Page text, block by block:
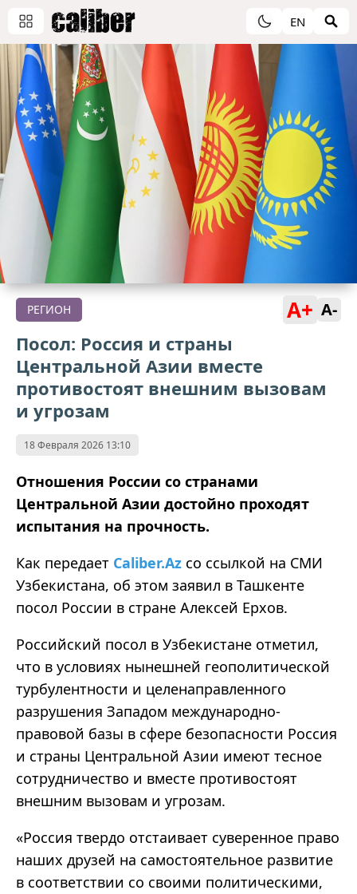
EN
РЕГИОН A+ A-
Посол: Россия и страны
Центральной Азии вместе
противостоят внешним вызовам
и угрозам
18 Февраля 2026 13:10
Отношения России со странами
Центральной Азии достойно проходят
испытания на прочность.
Как передает Caliber.Az со ссылкой на СМИ
Узбекистана, об этом заявил в Ташкенте
посол России в стране Алексей Ерхов.
Российский посол в Узбекистане отметил,
что в условиях нынешней геополитической
турбулентности и целенаправленного
разрушения Западом международно-
правовой базы в сфере безопасности Россия
и страны Центральной Азии имеют тесное
сотрудничество и вместе противостоят
внешним вызовам и угрозам.
«Россия твердо отстаивает суверенное право
наших друзей на самостоятельное развитие
в соответствии со своими политическими,